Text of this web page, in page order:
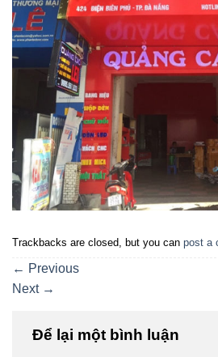
Trackbacks are closed, but you can post a
← Previous
Next →
Để lại một bình luận